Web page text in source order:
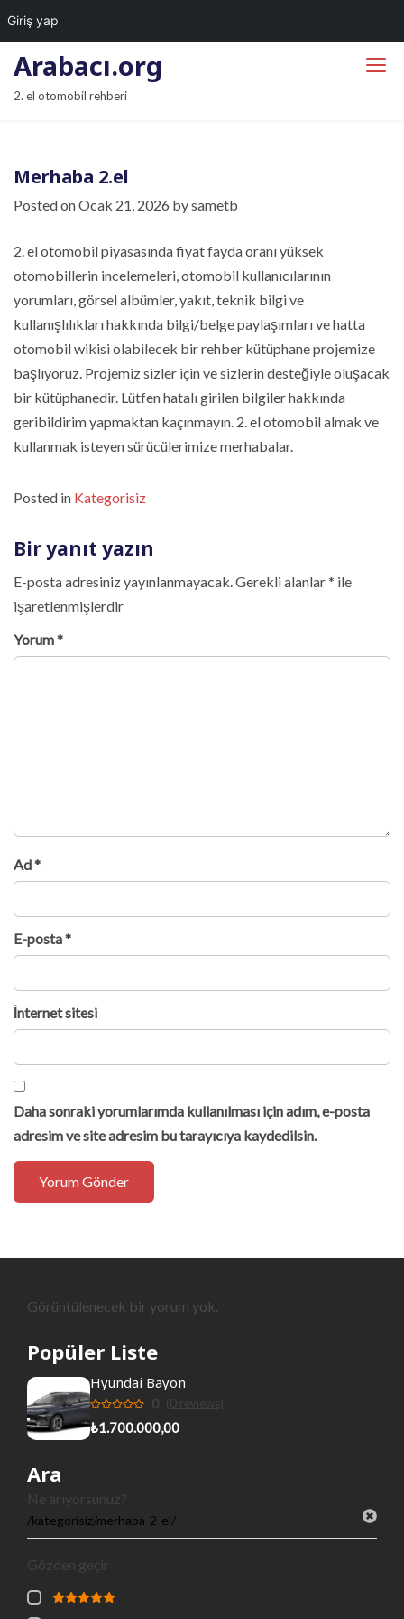
Giriş yap
Arabacı.org
2. el otomobil rehberi
Merhaba 2.el
Posted onOcak 21, 2026 bysametb
2. el otomobil piyasasında fiyat fayda oranı yüksek
otomobillerin incelemeleri, otomobil kullanıcılarının
yorumları, görsel albümler, yakıt, teknik bilgi ve
kullanışlılıkları hakkında bilgi/belge paylaşımları ve hatta
otomobil wikisi olabilecek bir rehber kütüphane projemize
başlıyoruz. Projemiz sizler için ve sizlerin desteğiyle oluşacak
bir kütüphanedir. Lütfen hatalı girilen bilgiler hakkında
geribildirim yapmaktan kaçınmayın. 2. el otomobil almak ve
kullanmak isteyen sürücülerimize merhabalar.
Posted in Kategorisiz
Bir yanıt yazın
E-posta adresiniz yayınlanmayacak.Gerekli alanlar* ile
işaretlenmişlerdir
Yorum*
Ad*
E-posta*
İnternet sitesi
Daha sonraki yorumlarımda kullanılması için adım, e-posta
adresim ve site adresim bu tarayıcıya kaydedilsin.
Görüntülenecek bir yorum yok.
Popüler Liste
Hyundai Bayon
0 (0 reviews)
₺1.700.000,00
Ara
Ne arıyorsunuz?
Gözden geçir